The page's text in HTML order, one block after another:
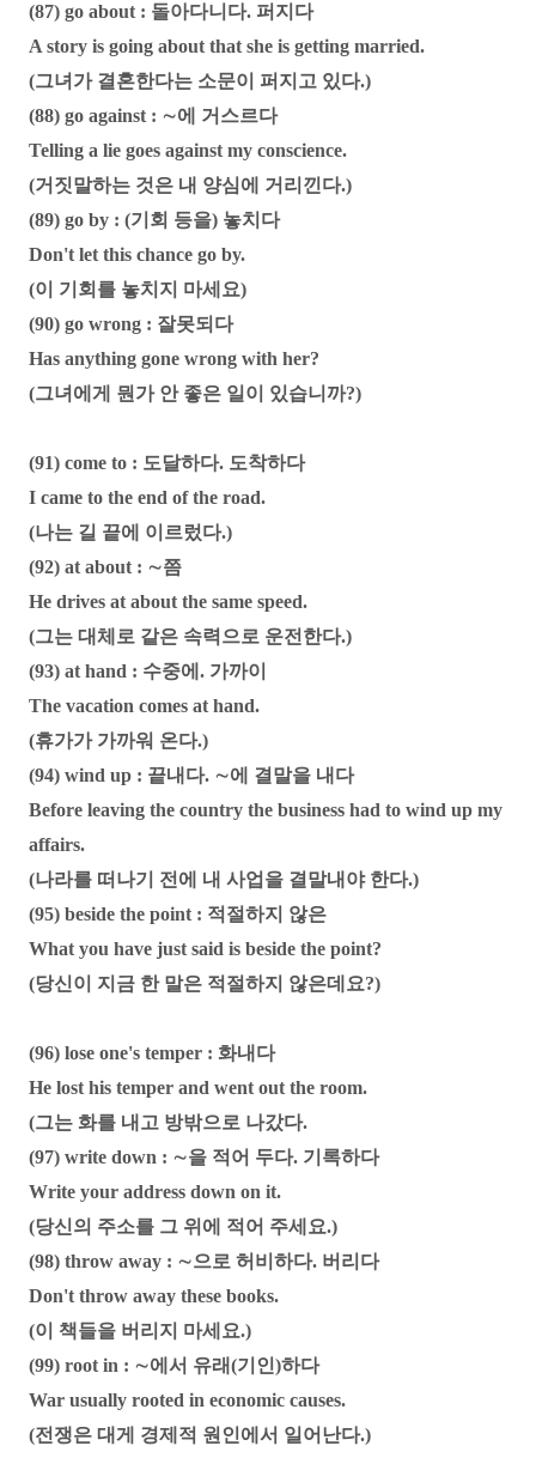
(87) go about : 돌아다니다. 퍼지다
A story is going about that she is getting married.
(그녀가 결혼한다는 소문이 퍼지고 있다.)
(88) go against : ∼에 거스르다
Telling a lie goes against my conscience.
(거짓말하는 것은 내 양심에 거리낀다.)
(89) go by : (기회 등을) 놓치다
Don't let this chance go by.
(이 기회를 놓치지 마세요)
(90) go wrong : 잘못되다
Has anything gone wrong with her?
(그녀에게 뭔가 안 좋은 일이 있습니까?)
(91) come to : 도달하다. 도착하다
I came to the end of the road.
(나는 길 끝에 이르렀다.)
(92) at about : ∼쯤
He drives at about the same speed.
(그는 대체로 같은 속력으로 운전한다.)
(93) at hand : 수중에. 가까이
The vacation comes at hand.
(휴가가 가까워 온다.)
(94) wind up : 끝내다. ∼에 결말을 내다
Before leaving the country the business had to wind up my
affairs.
(나라를 떠나기 전에 내 사업을 결말내야 한다.)
(95) beside the point : 적절하지 않은
What you have just said is beside the point?
(당신이 지금 한 말은 적절하지 않은데요?)
(96) lose one's temper : 화내다
He lost his temper and went out the room.
(그는 화를 내고 방밖으로 나갔다.
(97) write down : ∼을 적어 두다. 기록하다
Write your address down on it.
(당신의 주소를 그 위에 적어 주세요.)
(98) throw away : ∼으로 허비하다. 버리다
Don't throw away these books.
(이 책들을 버리지 마세요.)
(99) root in : ∼에서 유래(기인)하다
War usually rooted in economic causes.
(전쟁은 대게 경제적 원인에서 일어난다.)